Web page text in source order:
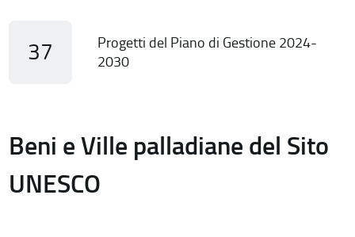
37
Progetti del Piano di Gestione 2024-
2030
Beni e Ville palladiane del Sito
UNESCO